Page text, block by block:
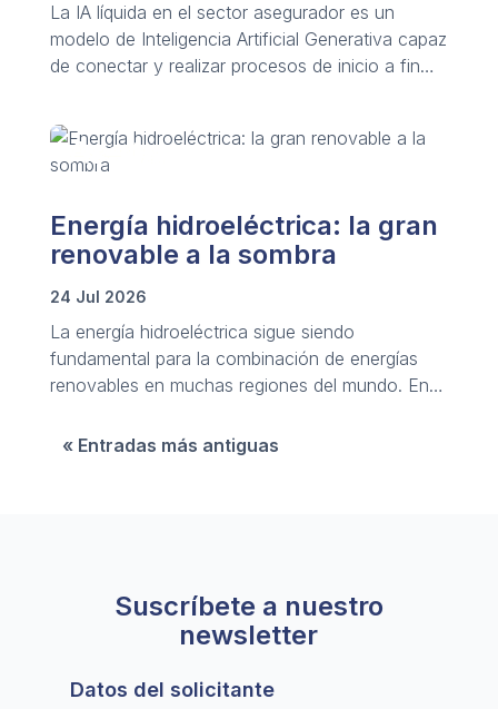
La IA líquida en el sector asegurador es un
modelo de Inteligencia Artificial Generativa capaz
de conectar y realizar procesos de inicio a fin
que analizan y actúan en segundos.
Energía hidroeléctrica: la gran
renovable a la sombra
24 Jul 2026
La energía hidroeléctrica sigue siendo
fundamental para la combinación de energías
renovables en muchas regiones del mundo. En
sus principales desafíos y oportunidades.
« Entradas más antiguas
Suscríbete a nuestro
newsletter
Datos del solicitante